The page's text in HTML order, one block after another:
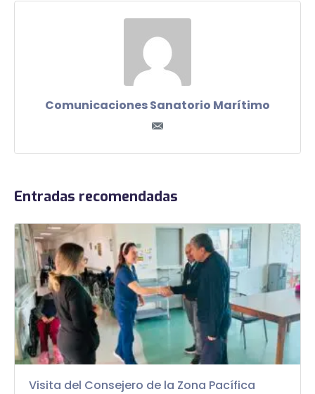
Comunicaciones Sanatorio Marítimo
Entradas recomendadas
Visita del Consejero de la Zona Pacífica